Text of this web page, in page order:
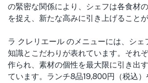
の緊密な関係により、シェフは各食材
を捉え、新たな高みに引き上げることが
ラ クレリエール のメニューには、シェ
知識とこだわりが表れています。それ
作られ、素材の個性を最大限に引き出
ています。ランチ8品19,800円（税込）